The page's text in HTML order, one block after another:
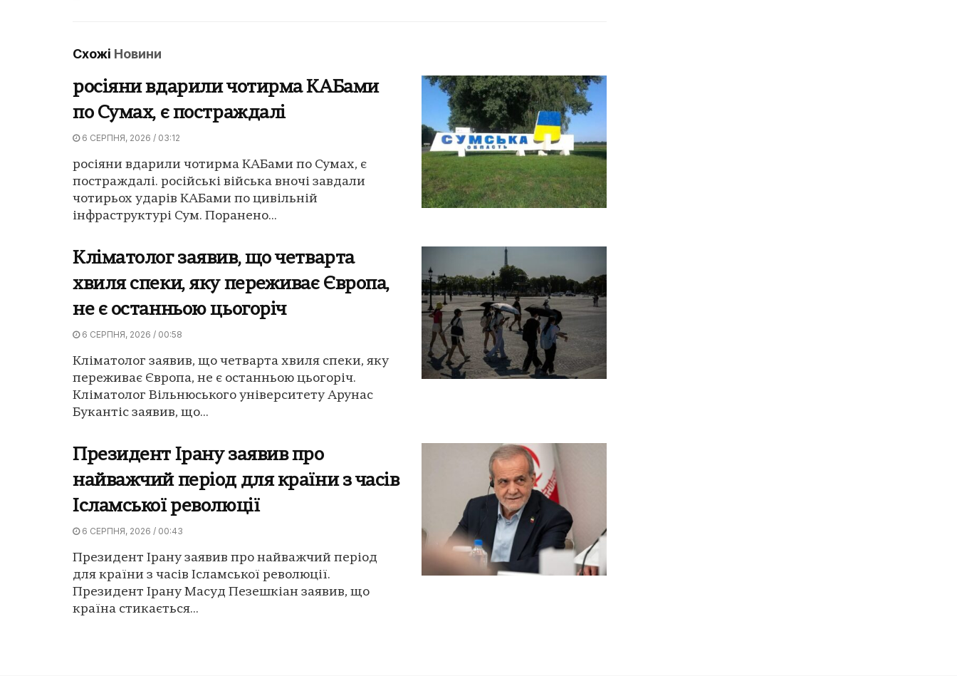
Схожі Новини
росіяни вдарили чотирма КАБами
по Сумах, є постраждалі
6 СЕРПНЯ, 2026 / 03:12
росіяни вдарили чотирма КАБами по Сумах, є
постраждалі. російські війська вночі завдали
чотирьох ударів КАБами по цивільній
інфраструктурі Сум. Поранено...
Кліматолог заявив, що четварта
хвиля спеки, яку переживає Європа,
не є останньою цьогоріч
6 СЕРПНЯ, 2026 / 00:58
Кліматолог заявив, що четварта хвиля спеки, яку
переживає Європа, не є останньою цьогоріч.
Кліматолог Вільнюського університету Арунас
Букантіс заявив, що...
Президент Ірану заявив про
найважчий період для країни з часів
Ісламської революції
6 СЕРПНЯ, 2026 / 00:43
Президент Ірану заявив про найважчий період
для країни з часів Ісламської революції.
Президент Ірану Масуд Пезешкіан заявив, що
країна стикається...